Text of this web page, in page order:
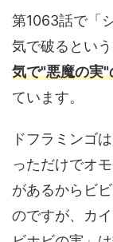
第1063話で「
気で破るとい
気で"悪魔の実
ています。
ドフラミンゴ
っただけでオ
があるからビ
のですが、カ